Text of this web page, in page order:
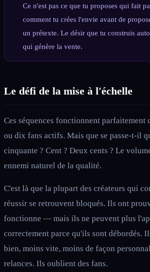
Ce n'est pas ce que tu proposes qui fait
comment tu crées l'envie avant de
un prétexte. Le désir que tu construis
qui génère la vente.
Le défi de la mise à l'échelle
Ces séquences fonctionnent parfaitement
ou dix fans actifs. Mais que se passe-t-il
cinquante ? Cent ? Deux cents ? Le
ennemi naturel de la qualité.
C'est là que la plupart des créateurs qui
réussir se retrouvent bloqués. Ils ont
fonctionne — mais ils ne peuvent plus
correctement parce qu'ils sont débordés.
bien, moins vite, moins de façon
relances. Ils oublient des fans.